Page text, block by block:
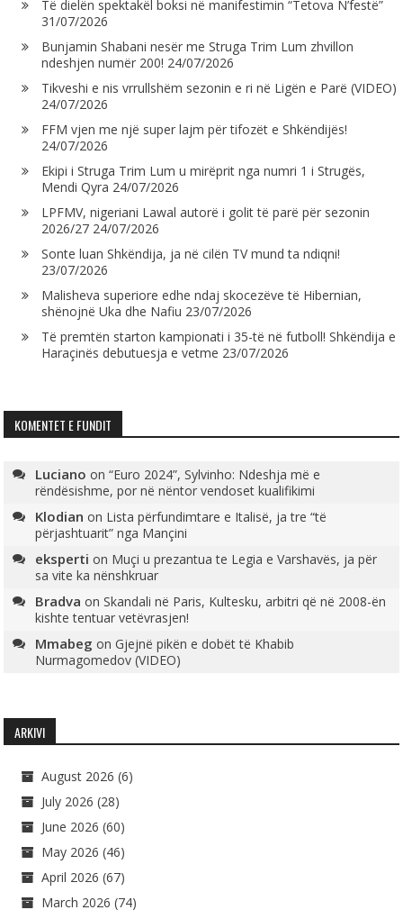
Të dielën spektakël boksi në manifestimin “Tetova N’festë”
31/07/2026
Bunjamin Shabani nesër me Struga Trim Lum zhvillon
ndeshjen numër 200! 24/07/2026
Tikveshi e nis vrrullshëm sezonin e ri në Ligën e Parë (VIDEO)
24/07/2026
FFM vjen me një super lajm për tifozët e Shkëndijës!
24/07/2026
Ekipi i Struga Trim Lum u mirëprit nga numri 1 i Strugës,
Mendi Qyra 24/07/2026
LPFMV, nigeriani Lawal autorë i golit të parë për sezonin
2026/27 24/07/2026
Sonte luan Shkëndija, ja në cilën TV mund ta ndiqni!
23/07/2026
Malisheva superiore edhe ndaj skocezëve të Hibernian,
shënojnë Uka dhe Nafiu 23/07/2026
Të premtën starton kampionati i 35-të në futboll! Shkëndija e
Haraçinës debutuesja e vetme 23/07/2026
KOMENTET E FUNDIT
Luciano on“Euro 2024”, Sylvinho: Ndeshja më e
rëndësishme, por në nëntor vendoset kualifikimi
Klodian on Lista përfundimtare e Italisë, ja tre “të
përjashtuarit” nga Mançini
eksperti on Muçi u prezantua te Legia e Varshavës, ja për
sa vite ka nënshkruar
Bradva onSkandali në Paris, Kultesku, arbitri që në 2008-ën
kishte tentuar vetëvrasjen!
Mmabeg onGjejnë pikën e dobët të Khabib
Nurmagomedov (VIDEO)
ARKIVI
August 2026 (6)
July 2026 (28)
June 2026 (60)
May 2026 (46)
April 2026 (67)
March 2026 (74)